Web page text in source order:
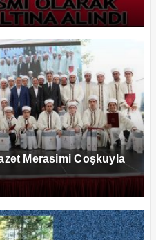
Merasimi Coşkuyla